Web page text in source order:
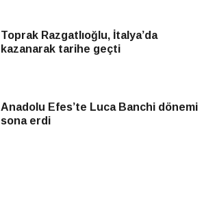
Toprak Razgatlıoğlu, İtalya’da
kazanarak tarihe geçti
Anadolu Efes’te Luca Banchi dönemi
sona erdi